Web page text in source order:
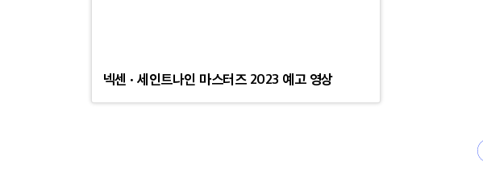
넥센 · 세인트나인 마스터즈 2023 예고 영상